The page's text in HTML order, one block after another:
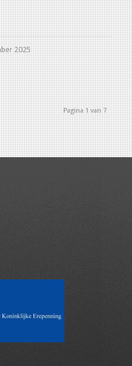
2025
Pagina 1 van 7